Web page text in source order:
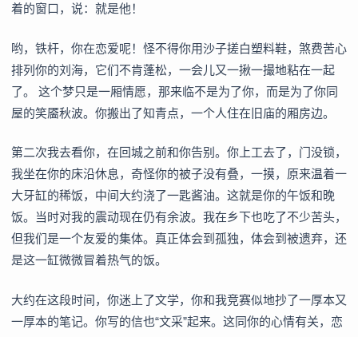
着的窗口，说：就是他！
哟，铁杆，你在恋爱呢！怪不得你用沙子搓白塑料鞋，煞费苦心
排列你的刘海，它们不肯蓬松，一会儿又一揪一撮地粘在一起
了。 这个梦只是一厢情愿，那来临不是为了你，而是为了你同
屋的笑靥秋波。你搬出了知青点，一个人住在旧庙的厢房边。
第二次我去看你，在回城之前和你告别。你上工去了，门没锁，
我坐在你的床沿休息，奇怪你的被子没有叠，一摸，原来温着一
大牙缸的稀饭，中间大约浇了一匙酱油。这就是你的午饭和晚
饭。当时对我的震动现在仍有余波。我在乡下也吃了不少苦头，
但我们是一个友爱的集体。真正体会到孤独，体会到被遗弃，还
是这一缸微微冒着热气的饭。
大约在这段时间，你迷上了文学，你和我竞赛似地抄了一厚本又
一厚本的笔记。你写的信也“文采”起来。这同你的心情有关，恋